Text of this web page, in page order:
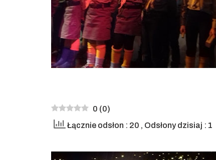
0 (0)
Łącznie odsłon : 20 , Odsłony dzisiaj : 1